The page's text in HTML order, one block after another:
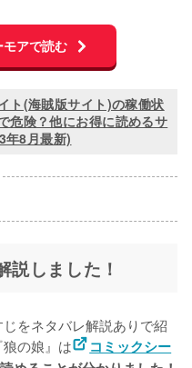
アで読む
ト(海賊版サイト)の稼働状
危険？他にお得に読めるサ
年8月最新)
説しました！
をネタバレ解説ありで紹
の娘』は
コミックシー